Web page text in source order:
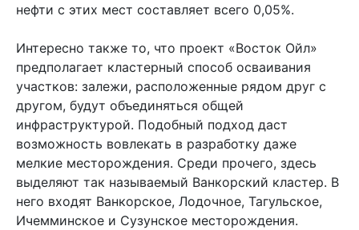
нефти с этих мест составляет всего 0,05%.
Интересно также то, что проект «Восток Ойл»
предполагает кластерный способ осваивания
участков: залежи, расположенные рядом друг с
другом, будут объединяться общей
инфраструктурой. Подобный подход даст
возможность вовлекать в разработку даже
мелкие месторождения. Среди прочего, здесь
выделяют так называемый Ванкорский кластер. В
него входят Ванкорское, Лодочное, Тагульское,
Ичемминское и Сузунское месторождения.